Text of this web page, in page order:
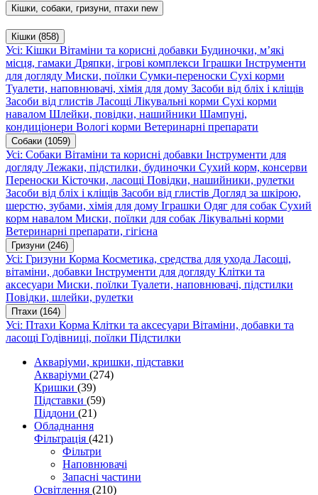
Кішки, собаки, гризуни, птахи new
Кішки (858)
Усі: Кішки Вітаміни та корисні добавки Будиночки, м’які
місця, гамаки Дряпки, ігрові комплекси Іграшки Інструменти
для догляду Миски, поїлки Сумки-переноски Сухі корми
Туалети, наповнювачі, хімія для дому Засоби від бліх і кліщів
Засоби від глистів Ласощі Лікувальні корми Сухі корми
навалом Шлейки, повідки, нашийники Шампуні,
кондиціонери Вологі корми Ветеринарні препарати
Собаки (1059)
Усі: Собаки Вітаміни та корисні добавки Інструменти для
догляду Лежаки, підстилки, будиночки Сухий корм, консерви
Переноски Кісточки, ласощі Повідки, нашийники, рулетки
Засоби від бліх і кліщів Засоби від глистів Догляд за шкірою,
шерстю, зубами, хімія для дому Іграшки Одяг для собак Сухий
корм навалом Миски, поїлки для собак Лікувальні корми
Ветеринарні препарати, гігієна
Гризуни (246)
Усі: Гризуни Корма Косметика, средства для ухода Ласощі,
вітаміни, добавки Інструменти для догляду Клітки та
аксесуари Миски, поїлки Туалети, наповнювачі, підстилки
Повідки, шлейки, рулетки
Птахи (164)
Усі: Птахи Корма Клітки та аксесуари Вітаміни, добавки та
ласощі Годівниці, поїлки Підстилки
Акваріуми, кришки, підставки
Акваріуми (274)
Кришки (39)
Підставки (59)
Піддони (21)
Обладнання
Фільтрація (421)
Фільтри
Наповнювачі
Запасні частини
Освітлення (210)